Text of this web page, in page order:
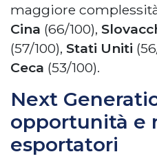
maggiore
Cina (66/100),
(57/100), Stati Uniti
Ceca (53/100).
Next
opportunità e
esportatori